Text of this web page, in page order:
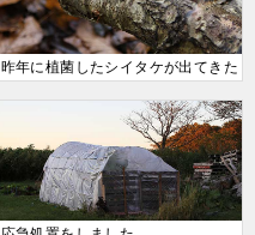
昨年に植菌したシイタケが出てきた